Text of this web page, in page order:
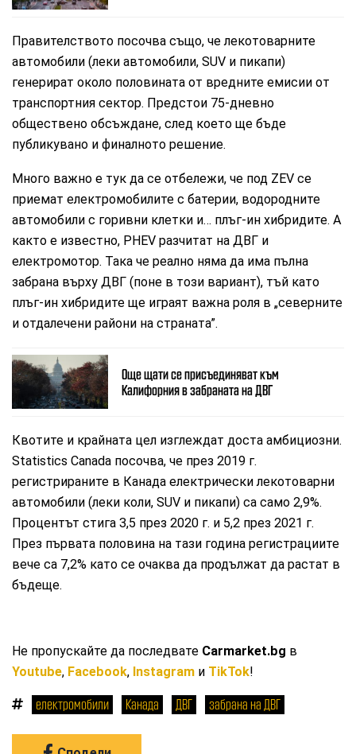
Правителството посочва също, че лекотоварните
автомобили (леки автомобили, SUV и пикапи)
генерират около половината от вредните емисии от
транспортния сектор. Предстои 75-дневно
обществено обсъждане, след което ще бъде
публикувано и финалното решение.
Много важно е тук да се отбележи, че под ZEV се
приемат електромобилите с батерии, водородните
автомобили с горивни клетки и… плъг-ин хибридите. А
както е известно, PHEV разчитат на ДВГ и
електромотор. Така че реално няма да има пълна
забрана върху ДВГ (поне в този вариант), тъй като
плъг-ин хибридите ще играят важна роля в „северните
и отдалечени райони на страната”.
Още щати се присъединяват към
Калифорния в забраната на ДВГ
Квотите и крайната цел изглеждат доста амбициозни.
Statistics Canada посочва, че през 2019 г.
регистрираните в Канада електрически лекотоварни
автомобили (леки коли, SUV и пикапи) са само 2,9%.
Процентът стига 3,5 през 2020 г. и 5,2 през 2021 г.
През първата половина на тази година регистрациите
вече са 7,2% като се очаква да продължат да растат в
бъдеще.
Не пропускайте да последвате Carmarket.bg в
Youtube, Facebook, Instagram и TikTok!
електромобили Канада ДВГ забрана на ДВГ